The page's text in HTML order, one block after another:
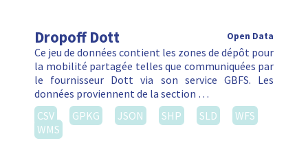
Dropoff Dott Open Data
Ce jeu de données contient les zones de dépôt pour
la mobilité partagée telles que communiquées par
le fournisseur Dott via son service GBFS. Les
données proviennent de la section …
CSV
GPKG JSON SHP SLD
WFS
WMS